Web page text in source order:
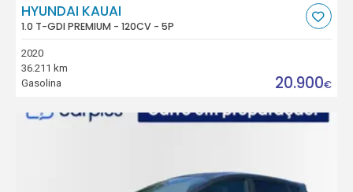
HYUNDAI KAUAI
1.0 T-GDI PREMIUM - 120CV - 5P
2020
36.211 km
Gasolina
20.900€